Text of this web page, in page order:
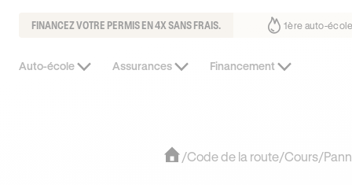
FINANCEZ VOTRE PERMIS EN 4X SANS FRAIS.
déjà confiance 30% moins chère que l’auto-école de votre
Auto-école Assurances Financement
/Code de la route/Cours/